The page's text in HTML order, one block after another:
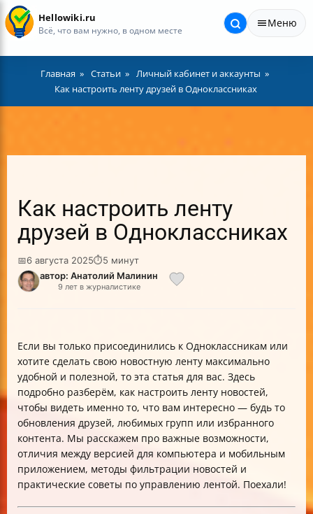
Hellowiki.ru
Всё, что вам нужно, в одном месте
Меню
Главная Статьи
Личный кабинет и аккаунты
Как настроить ленту друзей в Одноклассниках
Как настроить ленту
друзей в Одноклассниках
📅6 августа 2025⏱5 минут
автор: Анатолий Малинин
9 лет в журналистике
Если вы только присоединились к Одноклассникам или
хотите сделать свою новостную ленту максимально
удобной и полезной, то эта статья для вас. Здесь
подробно разберём, как настроить ленту новостей,
чтобы видеть именно то, что вам интересно — будь то
обновления друзей, любимых групп или избранного
контента. Мы расскажем про важные возможности,
отличия между версией для компьютера и мобильным
приложением, методы фильтрации новостей и
практические советы по управлению лентой. Поехали!